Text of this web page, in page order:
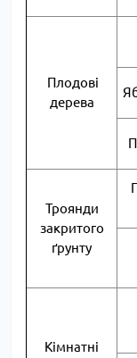
Плодові
дерева
Троянди
закритого
ґрунту
Кімнатні